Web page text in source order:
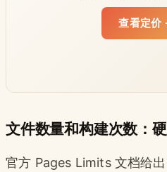
查看定价
文件数量和构建次数：
官方 Pages Limits 文档给出